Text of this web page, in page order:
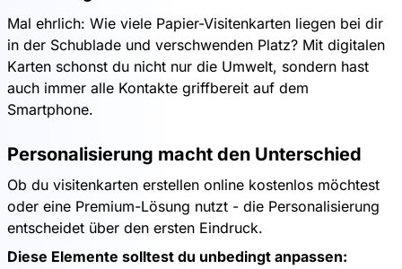
Mal ehrlich: Wie viele Papier-Visitenkarten liegen bei dir
in der Schublade und verschwenden Platz? Mit digitalen
Karten schonst du nicht nur die Umwelt, sondern hast
auch immer alle Kontakte griffbereit auf dem
Smartphone.
Personalisierung macht den Unterschied
Ob du visitenkarten erstellen online kostenlos möchtest
oder eine Premium-Lösung nutzt - die Personalisierung
entscheidet über den ersten Eindruck.
Diese Elemente solltest du unbedingt anpassen: